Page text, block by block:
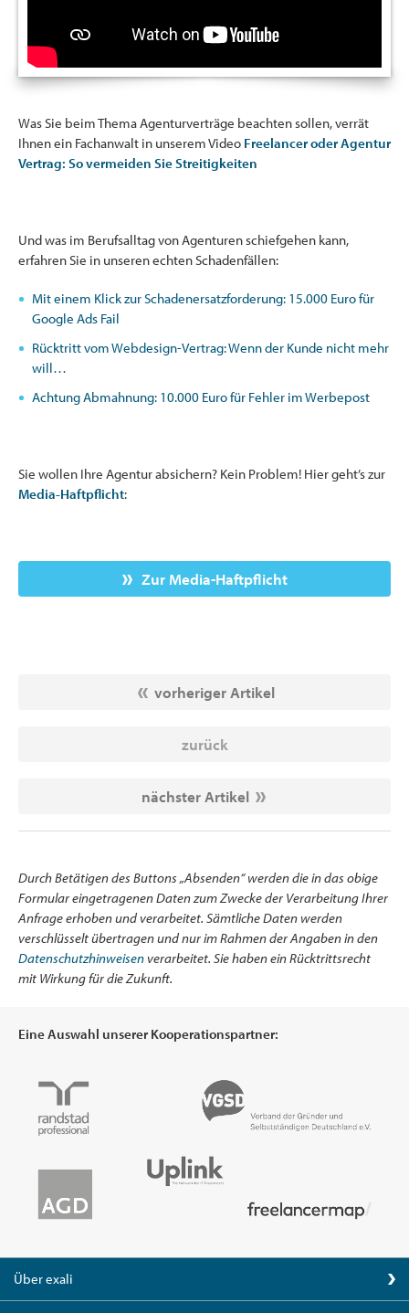
Was Sie beim Thema Agenturverträge beachten sollen, verrät
Ihnen ein Fachanwalt in unserem Video Freelancer oder Agentur
Vertrag: So vermeiden Sie Streitigkeiten
Und was im Berufsalltag von Agenturen schiefgehen kann,
erfahren Sie in unseren echten Schadenfällen:
Mit einem Klick zur Schadenersatzforderung: 15.000 Euro für
Google Ads Fail
Rücktritt vom Webdesign-Vertrag: Wenn der Kunde nicht mehr
will…
Achtung Abmahnung: 10.000 Euro für Fehler im Werbepost
Sie wollen Ihre Agentur absichern? Kein Problem! Hier geht’s zur
Media-Haftpflicht:
Zur Media-Haftpflicht
vorheriger Artikel
zurück
nächster Artikel
Durch Betätigen des Buttons „Absenden“ werden die in das obige
Formular eingetragenen Daten zum Zwecke der Verarbeitung Ihrer
Anfrage erhoben und verarbeitet. Sämtliche Daten werden
verschlüsselt übertragen und nur im Rahmen der Angaben in den
Datenschutzhinweisenverarbeitet. Sie haben ein Rücktrittsrecht
mit Wirkung für die Zukunft.
Eine Auswahl unserer Kooperationspartner:
Über exali